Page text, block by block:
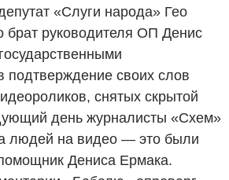
«Слуги народа» Гео
брат руководителя ОП Денис
подтверждение своих слов
снятых скрытой
день журналисты «Схем»
людей на видео — это были
Дениса Ермака.